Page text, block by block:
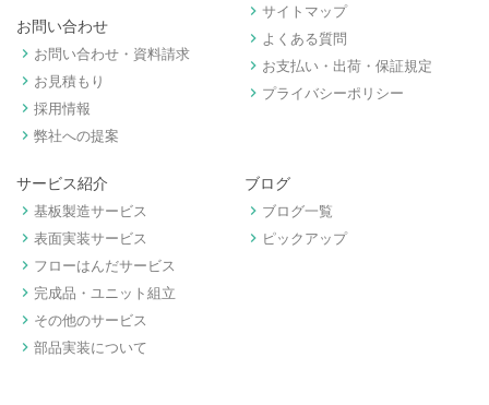
お問い合わせ
keyboard_arrow_right お問い合わせ・資料請求
keyboard_arrow_right お見積もり
keyboard_arrow_right 採用情報
keyboard_arrow_right 弊社への提案
keyboard_arrow_right サイトマップ
keyboard_arrow_right よくある質問
keyboard_arrow_right お支払い・出荷・保証規定
keyboard_arrow_right プライバシーポリシー
サービス紹介
keyboard_arrow_right 基板製造サービス
keyboard_arrow_right 表面実装サービス
keyboard_arrow_right フローはんだサービス
keyboard_arrow_right 完成品・ユニット組立
keyboard_arrow_right その他のサービス
keyboard_arrow_right 部品実装について
ブログ
keyboard_arrow_right ブログ一覧
keyboard_arrow_right ピックアップ